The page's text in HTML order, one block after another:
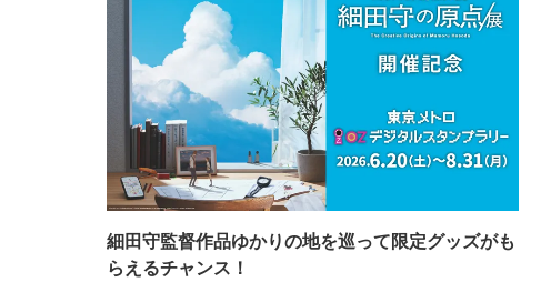
細田守監督作品ゆかりの地を巡って限定グッズがも
らえるチャンス！